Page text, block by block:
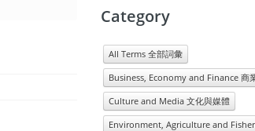
Category
All Terms 全部詞彙
Business, Economy and Finance 商
Culture and Media 文化與媒體
Environment, Agriculture and